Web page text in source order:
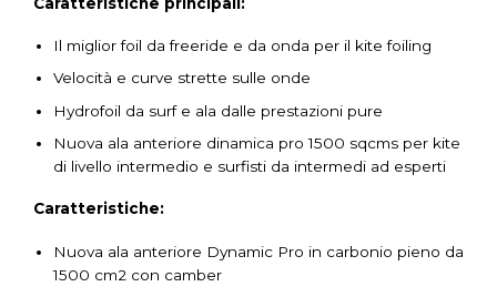
Il miglior foil da freeride e da onda per il kite foiling
Velocità e curve strette sulle onde
Hydrofoil da surf e ala dalle prestazioni pure
Nuova ala anteriore dinamica pro 1500 sqcms per kite
di livello intermedio e surfisti da intermedi ad esperti
Caratteristiche:
Nuova ala anteriore Dynamic Pro in carbonio pieno da
1500 cm2 con camber